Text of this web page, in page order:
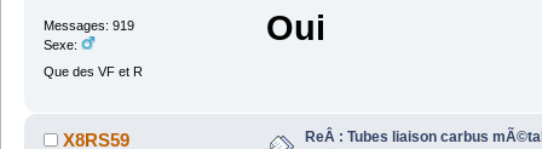
Messages: 919
Sexe:
Que des VF et R
Oui
X8RS59 ReÂ : Tubes liaison carbus